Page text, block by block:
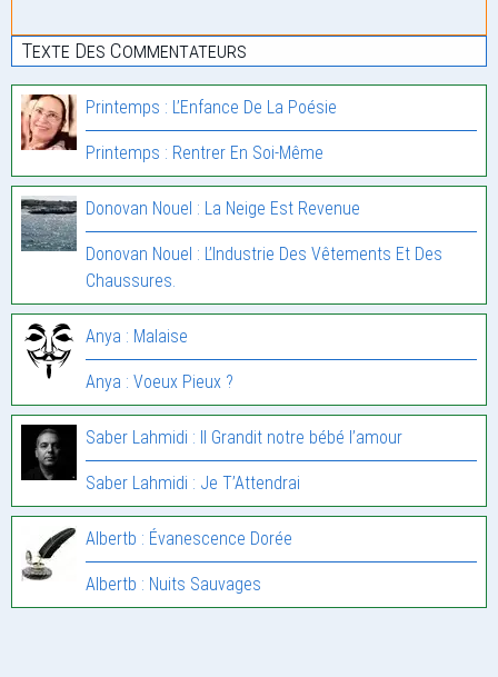
Texte Des Commentateurs
Printemps : L’Enfance De La Poésie
Printemps : Rentrer En Soi-Même
Donovan Nouel : La Neige Est Revenue
Donovan Nouel : L’Industrie Des Vêtements Et Des
Chaussures.
Anya : Malaise
Anya : Voeux Pieux ?
Saber Lahmidi : Il Grandit notre bébé l’amour
Saber Lahmidi : Je T’Attendrai
Albertb : Évanescence Dorée
Albertb : Nuits Sauvages